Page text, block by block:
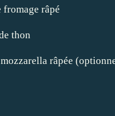
fromage râpé
thon
râpée